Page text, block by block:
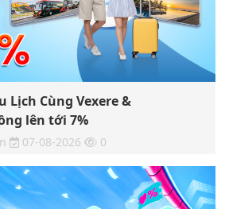
Lịch Cùng Vexere &
lên tới 7%
07-08-2026 0